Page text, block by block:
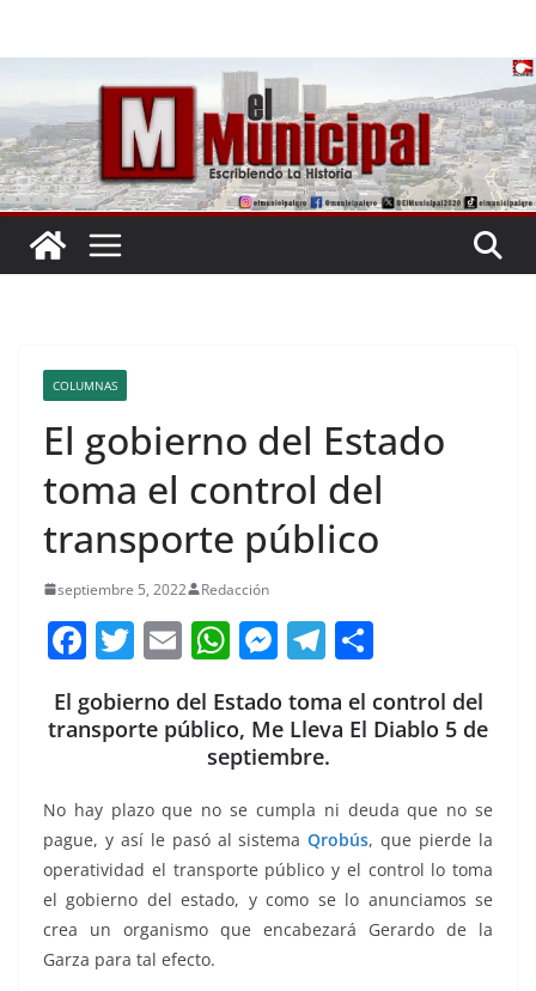
COLUMNAS
El gobierno del Estado
toma el control del
transporte público
septiembre 5, 2022 Redacción
F
c
e
b
o
o
k
T
itt
er
E
ai
l
W
at
s
A
p
p
M
ss
e
n
g
er
T
e
gr
a
m
m
p
ar
tir
El gobierno del Estado toma el control del
transporte público, Me Lleva El Diablo 5 de
septiembre.
No hay plazo que no se cumpla ni deuda que no se
pague, y así le pasó al sistemaQrobús, que pierde la
operatividad el transporte público y el control lo toma
el gobierno del estado, y como se lo anunciamos se
crea un organismo que encabezará Gerardo de la
Garza para tal efecto.